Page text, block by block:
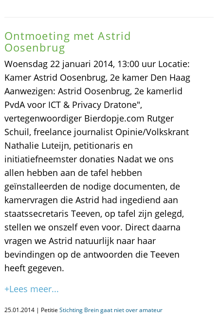
Ontmoeting met Astrid
Oosenbrug
Woensdag 22 januari 2014, 13:00 uur Locatie:
Kamer Astrid Oosenbrug, 2e kamer Den Haag
Aanwezigen: Astrid Oosenbrug, 2e kamerlid
PvdA voor ICT & Privacy Dratone",
vertegenwoordiger Bierdopje.com Rutger
Schuil, freelance journalist Opinie/Volkskrant
Nathalie Luteijn, petitionaris en
initiatiefneemster donaties Nadat we ons
allen hebben aan de tafel hebben
geïnstalleerden de nodige documenten, de
kamervragen die Astrid had ingediend aan
staatssecretaris Teeven, op tafel zijn gelegd,
stellen we onszelf even voor. Direct daarna
vragen we Astrid natuurlijk naar haar
bevindingen op de antwoorden die Teeven
heeft gegeven.
+Lees meer...
25.01.2014 | Petitie Stichting Brein gaat niet over amateur